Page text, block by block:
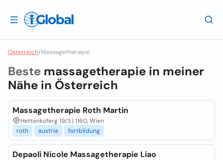
Osterreich/Massagetherapie
Beste massagetherapie in meiner
Nähe in Österreich
Massagetherapie Roth Martin
Hettenkoferg 19/3 | 1160, Wien
roth
austria fortbildung
Depaoli Nicole Massagetherapie Liao